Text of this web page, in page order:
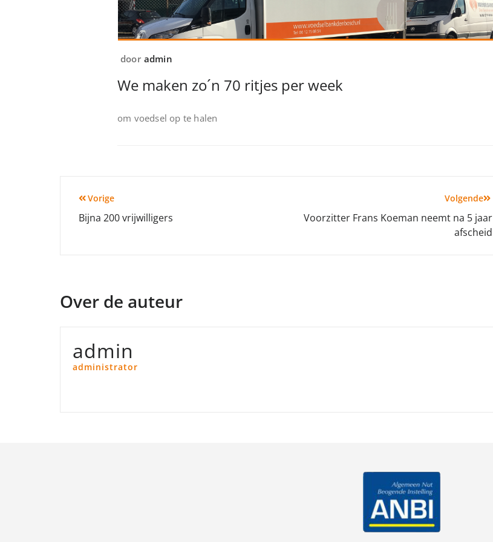
door admin
We maken zo´n 70 ritjes per week
om voedsel op te halen
Bericht
navigatie
Vorige
Bijna 200 vrijwilligers
Volgende
Voorzitter Frans Koeman neemt na 5 jaar
afscheid
Over de auteur
admin
administrator